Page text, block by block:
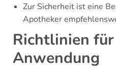
Zur Sicherheit ist eine
Apotheker
Richtlinien
Anwendung